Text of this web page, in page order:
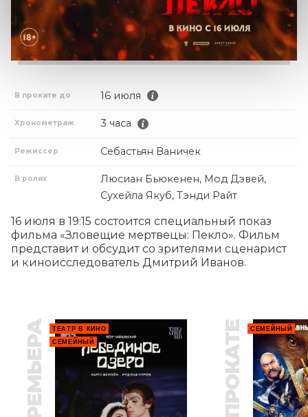
В прокате до 16 июля
Хронометраж 3 часа
Режиссер Себастьян Ваничек
В ролях
Люсиан Бьюкенен, Мод Дэвей,
Сухейла Якуб, Тэнди Райт
16 июля в 19:15 состоится специальный показ
фильма «Зловещие мертвецы: Пекло». Фильм
представит и обсудит со зрителями сценарист
и киноисследователь Дмитрий Иванов.
ПРЕМЬЕРА
ТЕАТР В КИНО
СЕМЕЙНЫЙ
В ПРОКАТЕ СЕМЕЙНЫЙ